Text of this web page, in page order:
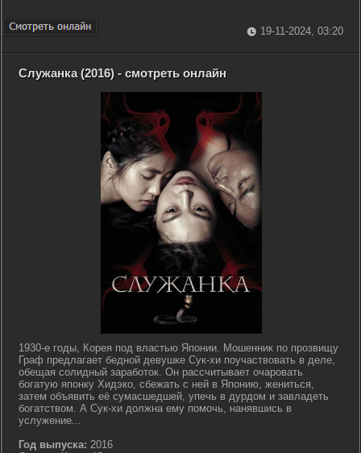
19-11-2024, 03:20
Служанка (2016) - смотреть онлайн
1930-е годы, Корея под властью Японии. Мошенник по прозвищу
Граф предлагает бедной девушке Сук-хи поучаствовать в деле,
обещая солидный заработок. Он рассчитывает очаровать
богатую японку Хидэко, сбежать с ней в Японию, жениться,
затем объявить её сумасшедшей, упечь в дурдом и завладеть
богатством. А Сук-хи должна ему помочь, нанявшись в
услужение...
Год выпуска: 2016